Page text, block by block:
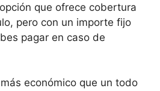
que ofrece cobertura
pero con un importe fijo
pagar en caso de
económico que un todo